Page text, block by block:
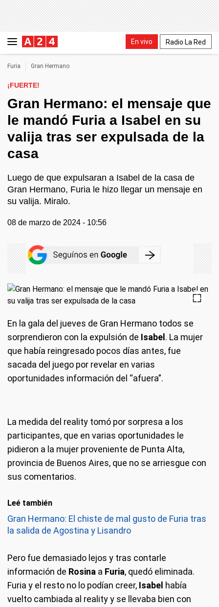
En vivo Radio La Red
Furia Gran Hermano
¡FUERTE!
Gran Hermano: el mensaje que
le mandó Furia a Isabel en su
valija tras ser expulsada de la
casa
Luego de que expulsaran a Isabel de la casa de
Gran Hermano, Furia le hizo llegar un mensaje en
su valija. Miralo.
08 de marzo de 2024 - 10:56
En la gala del jueves de Gran Hermano todos se
sorprendieron con la expulsión de Isabel . La mujer
que había reingresado pocos días antes, fue
sacada del juego por revelar en varias
oportunidades información del “afuera”.
La medida del reality tomó por sorpresa a los
participantes, que en varias oportunidades le
pidieron a la mujer proveniente de Punta Alta,
provincia de Buenos Aires, que no se arriesgue con
sus comentarios.
Leé también
Gran Hermano: El chiste de mal gusto de Furia tras
la salida de Agostina y Lisandro
Pero fue demasiado lejos y tras contarle
información de Rosina a Furia, quedó eliminada.
Furia y el resto no lo podían creer, Isabel había
vuelto cambiada al reality y se llevaba bien con